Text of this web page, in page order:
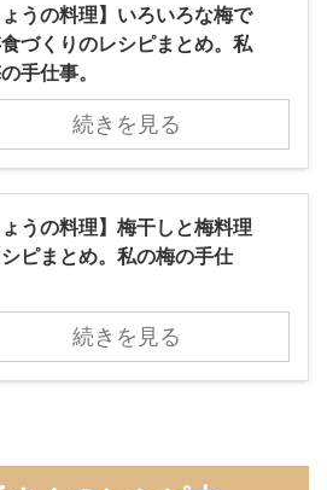
ょうの料理】いろいろな梅で
づくりのレシピまとめ。私
手仕事。
続きを見る
ょうの料理】梅干しと梅料理
ピまとめ。私の梅の手仕
続きを見る